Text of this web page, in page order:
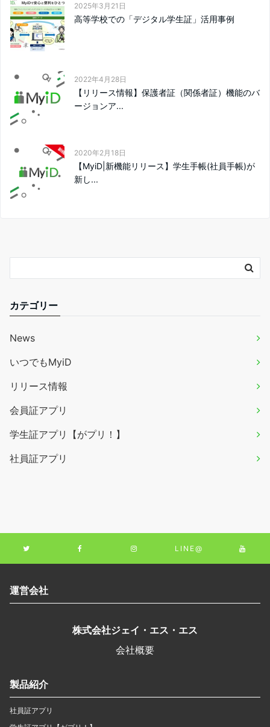
2025年3月21日
高等学校での「デジタル学生証」活用事例
2022年4月28日
【リリース情報】保護者証（関係者証）機能のバ
ージョンア...
2020年2月18日
【MyiD|新機能リリース】学生手帳(社員手帳)が
新し...
カテゴリー
News
いつでもMyiD
リリース情報
会員証アプリ
学生証アプリ【がプリ！】
社員証アプリ
LINE@
運営会社
株式会社ジェイ・エス・エス
会社概要
製品紹介
社員証アプリ